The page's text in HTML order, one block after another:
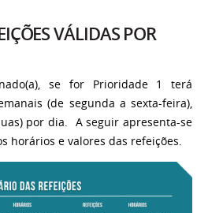
VÁLIDAS POR
se for Prioridade 1 terá
(de segunda a sexta-feira),
por dia. A seguir apresenta-se
horários e valores das refeições.